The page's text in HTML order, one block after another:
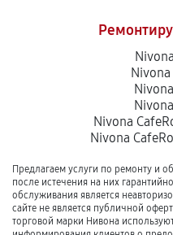
Nivona
Nivona
Nivona
Предлагаем услуги по ремонту и
после истечения на них
обслуживания является
сайте не является публичной
торговой марки Нивона